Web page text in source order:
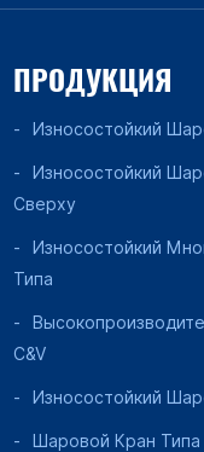
ПРОДУКЦИЯ
Износостойкий
Износостойкий
Сверху
Износостойкий
Типа
C&V
Износостойкий
Шаровой Кран Типа